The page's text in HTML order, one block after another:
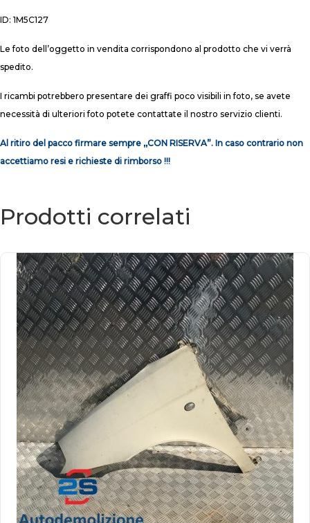
ID: 1M5C127
Le foto dell’oggetto in vendita corrispondono al prodotto che vi verrà
spedito.
I ricambi potrebbero presentare dei graffi poco visibili in foto, se avete
necessità di ulteriori foto potete contattate il nostro servizio clienti.
Al ritiro del pacco firmare sempre ,,CON RISERVA”. In caso contrario non
accettiamo resi e richieste di rimborso !!!
Prodotti correlati